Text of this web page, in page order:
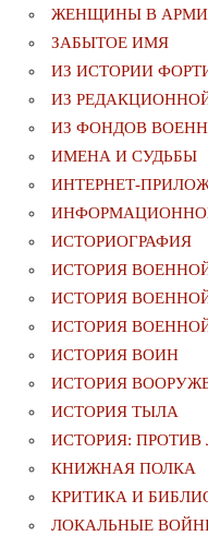
ЖЕНЩИНЫ В
ЗАБЫТОЕ ИМЯ
ИЗ ИСТОРИИ
ИЗ
ИЗ ФОНДОВ
ИМЕНА И СУДЬБЫ
ИНТЕРНЕТ-
ИСТОРИОГРАФИЯ
ИСТОРИЯ
ИСТОРИЯ
ИСТОРИЯ
ИСТОРИЯ ВОИН
ИСТОРИЯ
ИСТОРИЯ ТЫЛА
ИСТОРИЯ: ПРОТИВ
КНИЖНАЯ ПОЛКА
КРИТИКА И
ЛОКАЛЬНЫЕ